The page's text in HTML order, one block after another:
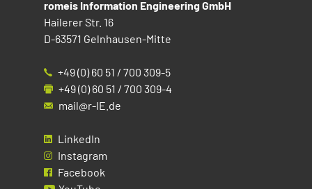
romeis Information Engineering GmbH
Hailerer Str. 16
D-63571 Gelnhausen-Mitte
+49 (0) 60 51 / 700 309-5
+49 (0) 60 51 / 700 309-4
mail@r-IE.de
LinkedIn
Instagram
Facebook